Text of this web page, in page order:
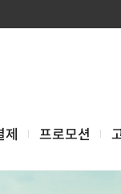
제 프로모션